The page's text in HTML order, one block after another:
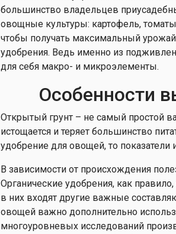
большинство владельцев
овощные культуры: картофель,
чтобы получать максимальный
удобрения. Ведь именно из
для себя макро- и микроэлементы.
Особенности
Открытый грунт – не самый простой
истощается и теряет большинство
удобрение для овощей, то показатели
В зависимости от происхождения
Органические удобрения, как
в них входят другие важные
овощей важно дополнительно
многоуровневых исследований